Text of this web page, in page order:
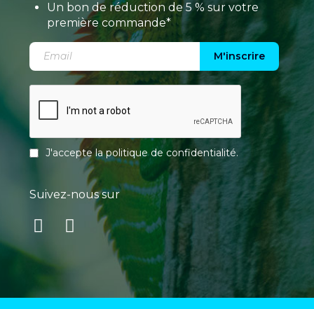
Un bon de réduction de 5 % sur votre
première commande*
M'inscrire
J'accepte lapolitique de confidentialité.
Suivez-nous sur